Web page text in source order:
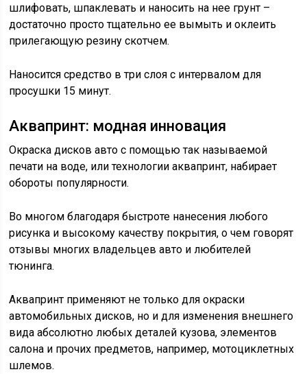
шлифовать, шпаклевать и наносить на нее грунт –
достаточно просто тщательно ее вымыть и оклеить
прилегающую резину скотчем.
Наносится средство в три слоя с интервалом для
просушки 15 минут.
Аквапринт: модная инновация
Окраска дисков авто с помощью так называемой
печати на воде, или технологии аквапринт, набирает
обороты популярности.
Во многом благодаря быстроте нанесения любого
рисунка и высокому качеству покрытия, о чем говорят
отзывы многих владельцев авто и любителей
тюнинга.
Аквапринт применяют не только для окраски
автомобильных дисков, но и для изменения внешнего
вида абсолютно любых деталей кузова, элементов
салона и прочих предметов, например, мотоциклетных
шлемов.